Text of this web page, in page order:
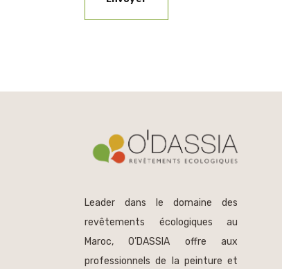
Leader dans le domaine des
revêtements écologiques au
Maroc, O’DASSIA offre aux
professionnels de la peinture et